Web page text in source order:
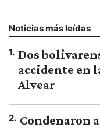
Noticias más leídas
1. Dos
accidente en
Alvear
2. Condenaron